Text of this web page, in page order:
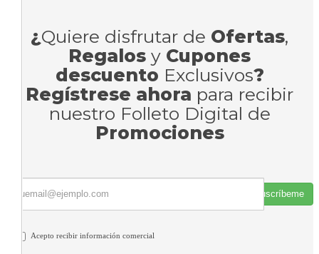
¿Quiere disfrutar de Ofertas,
Regalos y Cupones
descuento Exclusivos?
Regístrese ahora para recibir
nuestro Folleto Digital de
Promociones
Suscríbeme
Acepto recibir información comercial